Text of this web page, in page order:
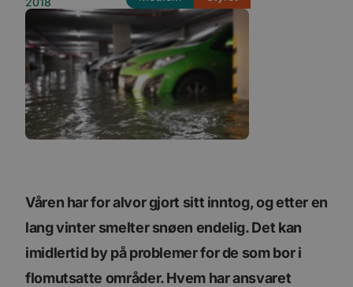
Våren har for alvor gjort sitt inntog, og etter en
lang vinter smelter snøen endelig. Det kan
imidlertid by på problemer for de som bor i
flomutsatte områder. Hvem har ansvaret